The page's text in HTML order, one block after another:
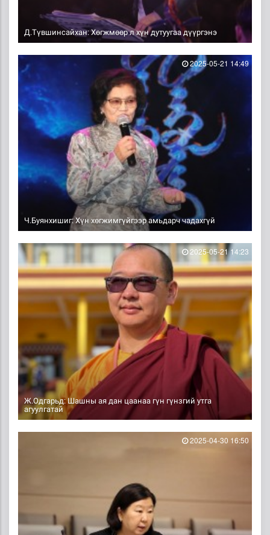
Д.Түвшинсайхан: Хөгжмөөр л хүн дутуугаа дүүргэнэ
Ч.Буянхишиг: Хүн хөгжимгүйгээр амьдарч чадахгүй
2025-05-21 14:49
Ж.Одгарьд: Шашны ая дан цаанаа гүн гүнзгий утга
агуулгатай
2025-05-21 14:23
2025-04-30 16:50